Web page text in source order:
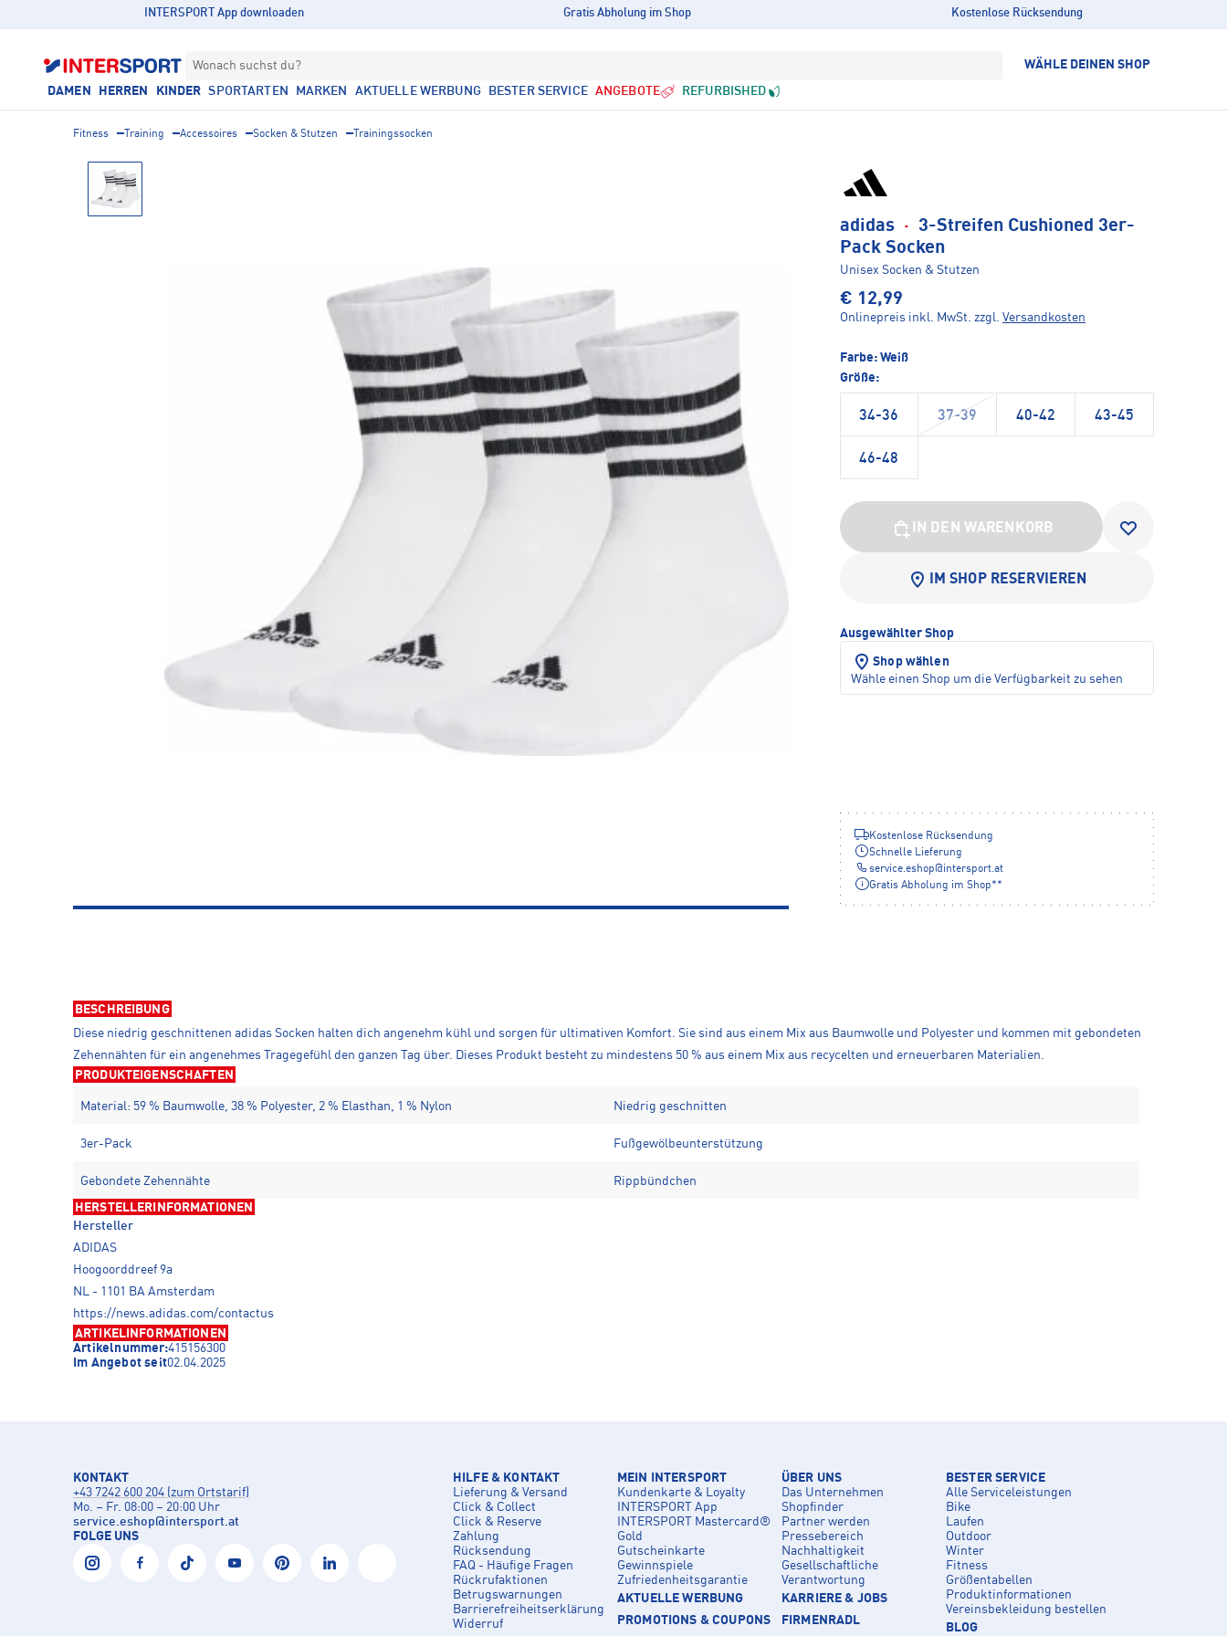
INTERSPORT App downloaden Gratis Abholung im Shop Kostenlose Rücksendung
Wonach suchst du? WÄHLE DEINEN SHOP
DAMEN HERREN KINDER SPORTARTEN MARKEN AKTUELLE WERBUNG BESTER SERVICE ANGEBOTE REFURBISHED
Fitness Training Accessoires Socken & Stutzen Trainingssocken
adidas · 3-Streifen Cushioned 3er-
Pack Socken
Unisex Socken & Stutzen
€ 12,99
Onlinepreis inkl. MwSt. zzgl. Versandkosten
Farbe: Weiß
Größe:
34-36 37-39 40-42 43-45
46-48
IN DEN WARENKORB
IM SHOP RESERVIEREN
Ausgewählter Shop
Shop wählen
Wähle einen Shop um die Verfügbarkeit zu sehen
Kostenlose Rücksendung
Schnelle Lieferung
service.eshop@ intersport.at
Gratis Abholung im Shop**
BESCHREIBUNG
Diese niedrig geschnittenen adidas Socken halten dich angenehm kühl und sorgen für ultimativen Komfort. Sie sind aus einem Mix aus Baumwolle und Polyester und kommen mit gebondeten
Zehennähten für ein angenehmes Tragegefühl den ganzen Tag über. Dieses Produkt besteht zu mindestens 50 % aus einem Mix aus recycelten und erneuerbaren Materialien.
PRODUKTEIGENSCHAFTEN
Material: 59 % Baumwolle, 38 % Polyester, 2 % Elasthan, 1 % Nylon Niedrig geschnitten
3er-Pack Fußgewölbeunterstützung
Gebondete Zehennähte Rippbündchen
HERSTELLERINFORMATIONEN
Hersteller
ADIDAS
Hoogoorddreef 9a
NL - 1101 BA Amsterdam
https://news.adidas.com/contactus
ARTIKELINFORMATIONEN
Artikelnummer:415156300
Im Angebot seit02.04.2025
KONTAKT
+43 7242 600 204 (zum Ortstarif)
Mo. – Fr. 08:00 – 20:00 Uhr
service.eshop@intersport.at
FOLGE UNS
HILFE & KONTAKT
Lieferung & Versand
Click & Collect
Click & Reserve
Zahlung
Rücksendung
FAQ - Häufige Fragen
Rückrufaktionen
Betrugswarnungen
Barrierefreiheitserklärung
Widerruf
MEIN INTERSPORT
Kundenkarte & Loyalty
INTERSPORT App
INTERSPORT Mastercard®
Gold
Gutscheinkarte
Gewinnspiele
Zufriedenheitsgarantie
AKTUELLE WERBUNG
PROMOTIONS & COUPONS
ÜBER UNS
Das Unternehmen
Shopfinder
Partner werden
Pressebereich
Nachhaltigkeit
Gesellschaftliche
Verantwortung
KARRIERE & JOBS
FIRMENRADL
BESTER SERVICE
Alle Serviceleistungen
Bike
Laufen
Outdoor
Winter
Fitness
Größentabellen
Produktinformationen
Vereinsbekleidung bestellen
BLOG